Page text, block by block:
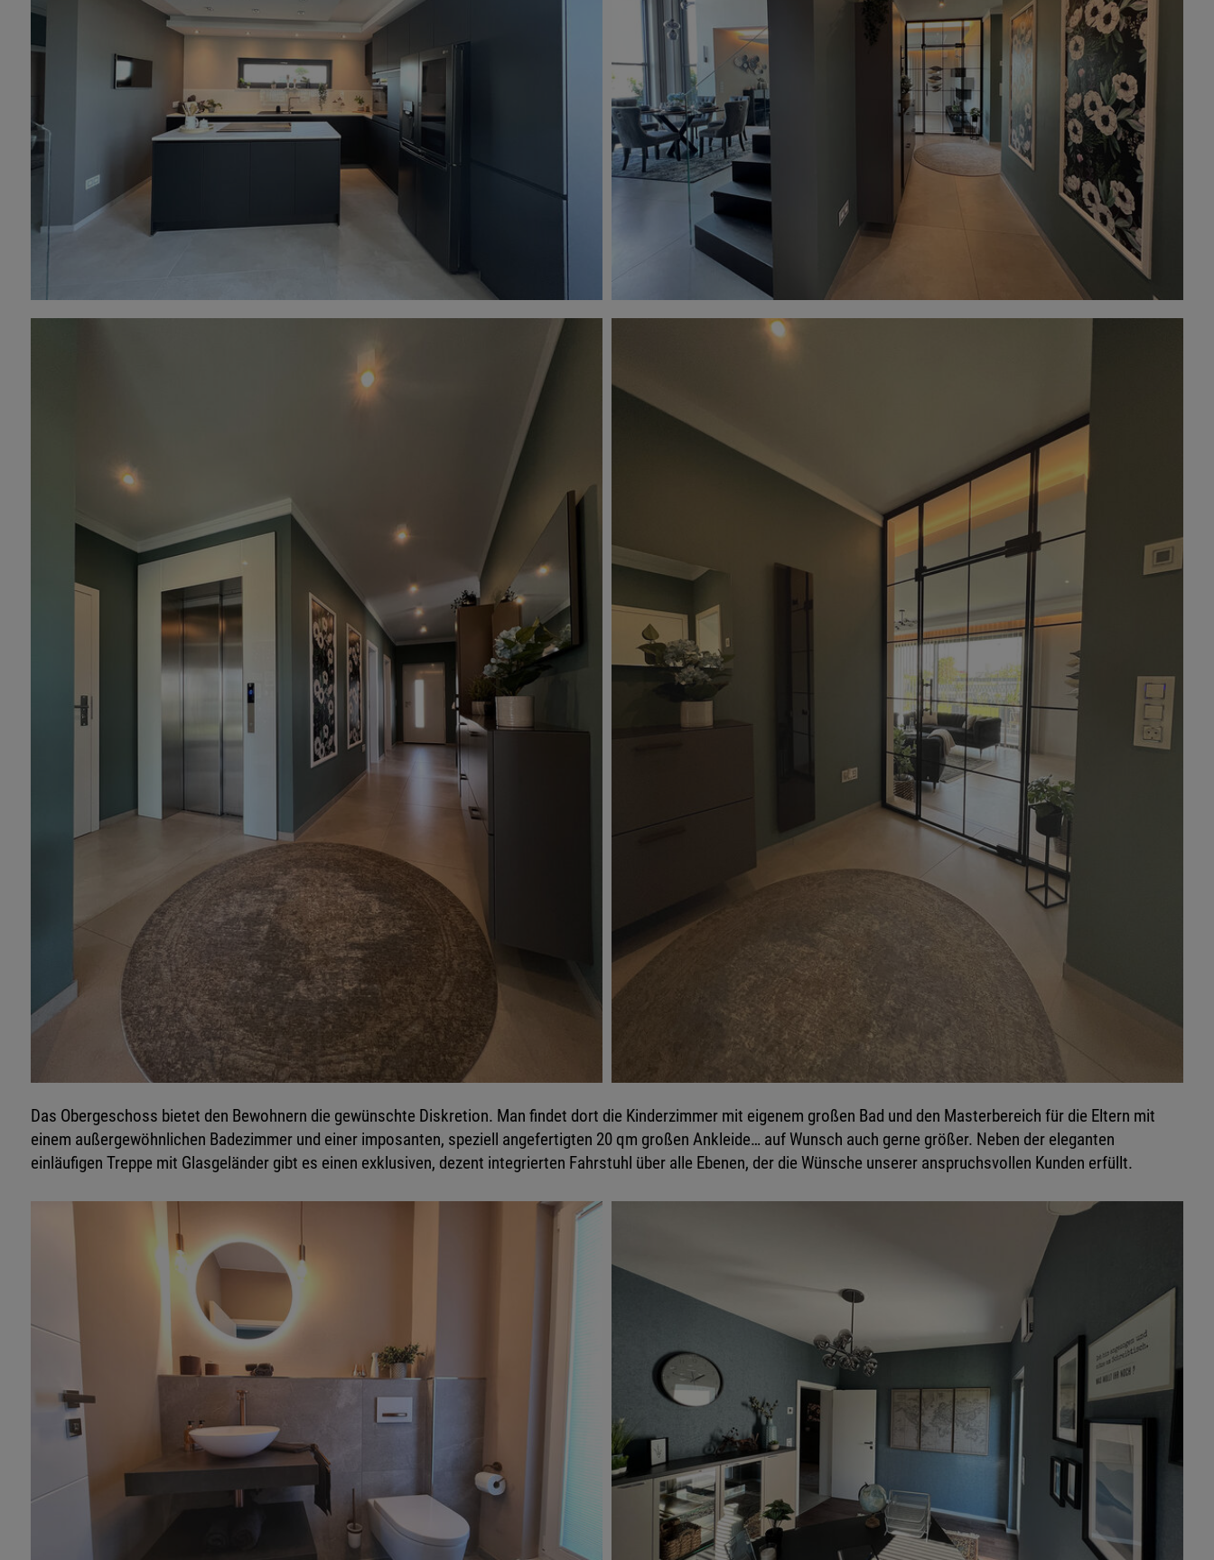
Das Obergeschoss bietet den Bewohnern die gewünschte Diskretion. Man findet dort die Kinderzimmer mit eigenem großen Bad und den Masterbereich für die Eltern mit
einem außergewöhnlichen Badezimmer und einer imposanten, speziell angefertigten 20 qm großen Ankleide… auf Wunsch auch gerne größer. Neben der eleganten
einläufigen Treppe mit Glasgeländer gibt es einen exklusiven, dezent integrierten Fahrstuhl über alle Ebenen, der die Wünsche unserer anspruchsvollen Kunden erfüllt.